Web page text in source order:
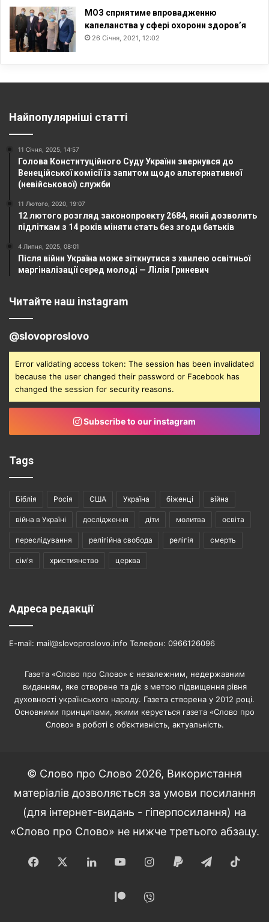
МОЗ сприятиме впровадженню
капеланства у сфері охорони здоров’я
26 Січня, 2021, 12:02
Найпопулярніші статті
11 Січня, 2025, 14:57
Голова Конституційного Суду України звернувся до
Венеційської комісії із запитом щодо альтернативної
(невійськової) служби
11 Лютого, 2020, 19:07
12 лютого розгляд законопроекту 2684, який дозволить
підліткам з 14 років міняти стать без згоди батьків
4 Липня, 2025, 08:01
Після війни Україна може зіткнутися з хвилею освітньої
маргіналізації серед молоді — Лілія Гриневич
Читайте наш instagram
@slovoproslovo
Error validating access token: The session has been invalidated
because the user changed their password or Facebook has
changed the session for security reasons.
Subscribe to our instagram
Tags
Біблія Росія США Україна біженці війна
війна в Україні дослідження діти молитва освіта
переслідування релігійна свобода релігія смерть
сім'я християнство церква
Адреса редакції
E-mail: mail@slovoproslovo.info Телефон: 0966126096
Газета «Слово про Слово» є незалежним, недержавним
виданням, яке створене та діє з метою підвищення рівня
духовності українського народу. Газета створена у 2012 році.
Основними принципами, якими керується газета «Слово про
Слово» в роботі є об’єктивність, актуальність.
© Слово про Слово 2026, Використання
матеріалів дозволяється за умови посилання
(для інтернет-видань - гіперпосилання) на
«Слово про Слово» не нижче третього абзацу.
Facebook LinkedInYouTubeInstagram
Paypal Telegram
Patreon